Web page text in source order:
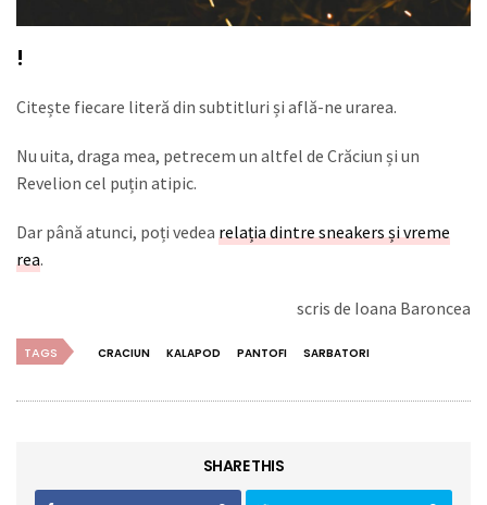
!
Citește fiecare literă din subtitluri și află-ne urarea.
Nu uita, draga mea, petrecem un altfel de Crăciun și un
Revelion cel puțin atipic.
Dar până atunci, poți vedea relația dintre sneakers și vreme
rea.
scris de Ioana Baroncea
TAGS CRACIUN KALAPOD PANTOFI SARBATORI
SHARE THIS